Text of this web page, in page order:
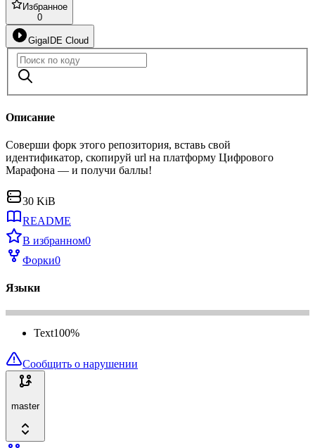
Избранное
0
GigaIDE Cloud
Описание
Соверши форк этого репозитория, вставь свой
идентификатор, скопируй url на платформу Цифрового
Марафона — и получи баллы!
30 KiB
README
В избранном0
Форки0
Языки
Text100%
Сообщить о нарушении
master